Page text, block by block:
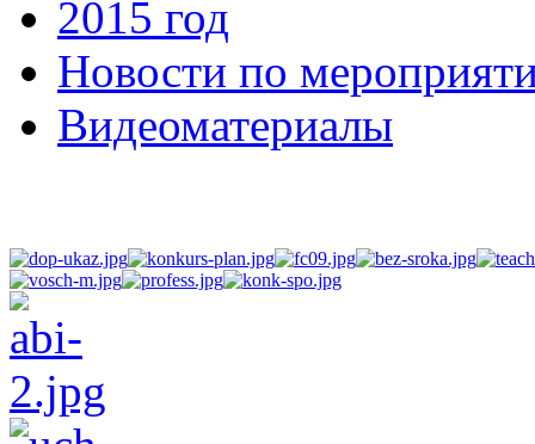
2015 год
Новости по
Видеоматериалы